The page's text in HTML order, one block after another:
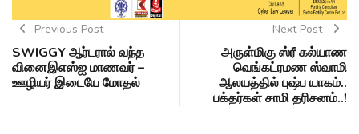
Previous Post
SWIGGY ஆர்டரால் வந்த
வினைஇஎஸ்ஐ மாணவர் –
ஊழியர் இடையே மோதல்
Next Post
அருள்மிகு ஸ்ரீ கல்யாண
வெங்கட்ரமண ஸ்வாமி
ஆலயத்தில் புஷ்ப யாகம்..
பக்தர்கள் சாமி தரிசனம்..!